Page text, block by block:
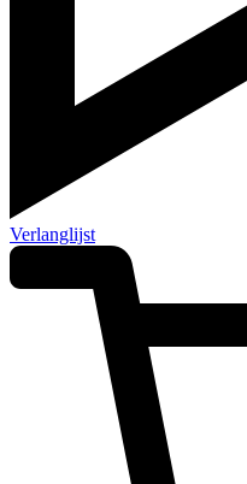
Verlanglijst